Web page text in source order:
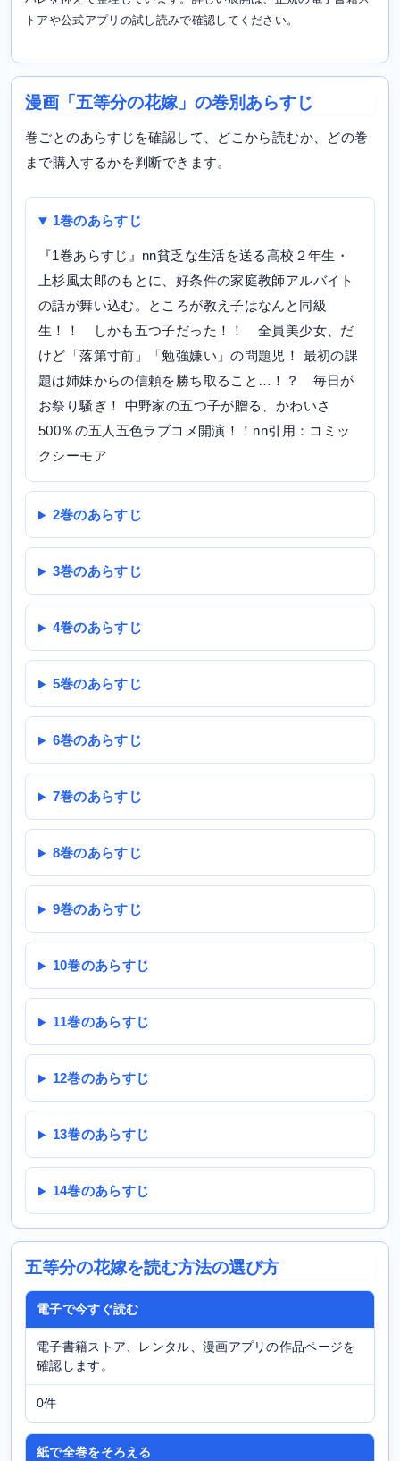
トアや公式アプリの試し読みで確認してください。
漫画「五等分の花嫁」の巻別あらすじ
巻ごとのあらすじを確認して、どこから読むか、どの巻
まで購入するかを判断できます。
1巻のあらすじ
『1巻あらすじ』nn貧乏な生活を送る高校２年生・
上杉風太郎のもとに、好条件の家庭教師アルバイト
の話が舞い込む。ところが教え子はなんと同級
生！！ しかも五つ子だった！！ 全員美少女、だ
けど「落第寸前」「勉強嫌い」の問題児！ 最初の課
題は姉妹からの信頼を勝ち取ること…！？ 毎日が
お祭り騒ぎ！ 中野家の五つ子が贈る、かわいさ
500％の五人五色ラブコメ開演！！nn引用：コミッ
クシーモア
2巻のあらすじ
3巻のあらすじ
4巻のあらすじ
5巻のあらすじ
6巻のあらすじ
7巻のあらすじ
8巻のあらすじ
9巻のあらすじ
10巻のあらすじ
11巻のあらすじ
12巻のあらすじ
13巻のあらすじ
14巻のあらすじ
五等分の花嫁を読む方法の選び方
電子で今すぐ読む
電子書籍ストア、レンタル、漫画アプリの作品ページを
確認します。
0件
紙で全巻をそろえる